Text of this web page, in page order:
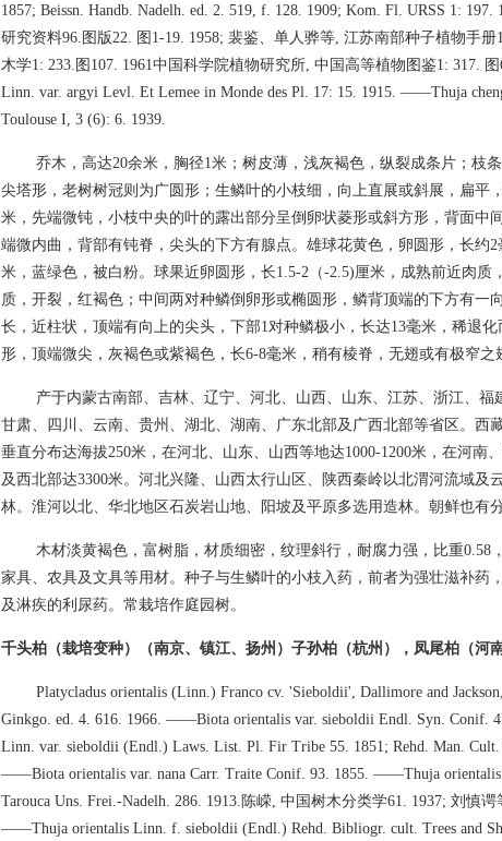
1857; Beissn. Handb. Nadelh. ed. 2. 519, f. 128. 1909; Kom. Fl. URSS 1:
研究资料96.图版22. 图1-19. 1958; 裴鉴、单人骅等, 江苏南部种子植物手
木学1: 233.图107. 1961中国科学院植物研究所, 中国高等植物图鉴1: 317.
Linn. var. argyi Levl. Et Lemee in Monde des Pl. 17: 15. 1915. ——Thuja
Toulouse I, 3 (6): 6. 1939.
乔木，高达20余米，胸径1米；树皮薄，浅灰褐色，纵裂成条片；枝
尖塔形，老树树冠则为广圆形；生鳞叶的小枝细，向上直展或斜展，扁平
米，先端微钝，小枝中央的叶的露出部分呈倒卵状菱形或斜方形，背面中
端微内曲，背部有钝脊，尖头的下方有腺点。雄球花黄色，卵圆形，长约
米，蓝绿色，被白粉。球果近卵圆形，长1.5-2（-2.5)厘米，成熟前近肉质
质，开裂，红褐色；中间两对种鳞倒卵形或椭圆形，鳞背顶端的下方有一
长，近柱状，顶端有向上的尖头，下部1对种鳞极小，长达13毫米，稀退
形，顶端微尖，灰褐色或紫褐色，长6-8毫米，稍有棱脊，无翅或有极窄之
产于内蒙古南部、吉林、辽宁、河北、山西、山东、江苏、浙江、福
甘肃、四川、云南、贵州、湖北、湖南、广东北部及广西北部等省区。西
垂直分布达海拔250米，在河北、山东、山西等地达1000-1200米，在河南
及西北部达3300米。河北兴隆、山西太行山区、陕西秦岭以北渭河流域及
林。淮河以北、华北地区石炭岩山地、阳坡及平原多选用造林。朝鲜也有
木材淡黄褐色，富树脂，材质细密，纹理斜行，耐腐力强，比重0.58
家具、农具及文具等用材。种子与生鳞叶的小枝入药，前者为强壮滋补药
及淋疾的利尿药。常栽培作庭园树。
千头柏（栽培变种）（南京、镇江、扬州）子孙柏（杭州），凤尾柏（河
Platycladus orientalis (Linn.) Franco cv. 'Sieboldii', Dallimore and
Ginkgo. ed. 4. 616. 1966. ——Biota orientalis var. sieboldii Endl. Syn. Conif.
Linn. var. sieboldii (Endl.) Laws. List. Pl. Fir Tribe 55. 1851; Rehd. Man. Cult.
——Biota orientalis var. nana Carr. Traite Conif. 93. 1855. ——Thuja orientalis
Tarouca Uns. Frei.-Nadelh. 286. 1913.陈嵘, 中国树木分类学61. 1937; 刘慎
——Thuja orientalis Linn. f. sieboldii (Endl.) Rehd. Bibliogr. cult. Trees and